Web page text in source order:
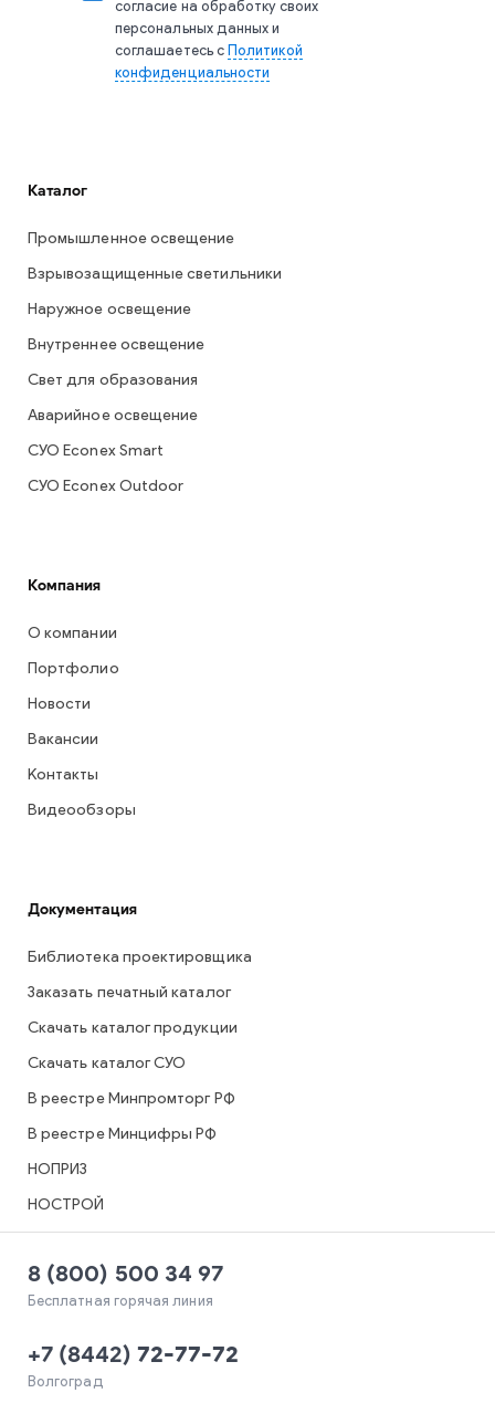
согласие на обработку своих
персональных данных и
соглашаетесь с Политикой
конфиденциальности
Каталог
Промышленное освещение
Взрывозащищенные светильники
Наружное освещение
Внутреннее освещение
Свет для образования
Аварийное освещение
СУО Econex Smart
СУО Econex Outdoor
Компания
О компании
Портфолио
Новости
Вакансии
Контакты
Видеообзоры
Документация
Библиотека проектировщика
Заказать печатный каталог
Скачать каталог продукции
Скачать каталог СУО
В реестре Минпромторг РФ
В реестре Минцифры РФ
НОПРИЗ
НОСТРОЙ
8 (800) 500 34 97
Бесплатная горячая линия
+7 (8442) 72-77-72
Волгоград